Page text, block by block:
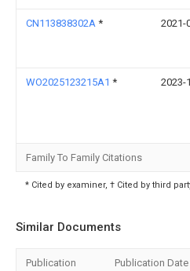
CN113838302A * 2021-
WO2025123215A1 * 2023-
Family To Family Citations
* Cited by examiner, † Cited by third
Similar Documents
Publication Publication Date